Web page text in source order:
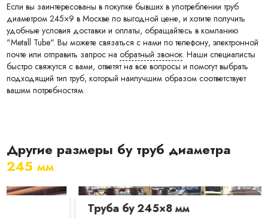
Если вы заинтересованы в покупке бывших в употреблении труб
диаметром 245×9 в Москве по выгодной цене, и хотите получить
удобные условия доставки и оплаты, обращайтесь в компанию
"Metall Tube". Вы можете связаться с нами по телефону, электронной
почте или отправить запрос наобратный звонок. Наши специалисты
быстро свяжутся с вами, ответят на все вопросы и помогут выбрать
подходящий тип труб, который наилучшим образом соответствует
вашим потребностям.
Другие размеры бу труб диаметра
245 мм
Труба бу 245×8 мм